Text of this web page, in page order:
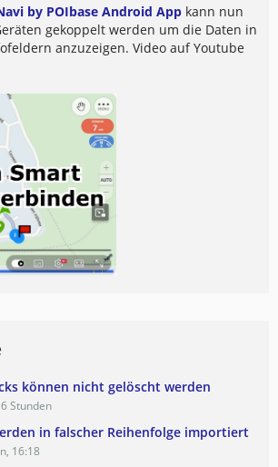
by POIbase Android App kann nun
gekoppelt werden um die Daten in
anzuzeigen. Video auf Youtube
können nicht gelöscht werden
Stunden
in falscher Reihenfolge importiert
16:18